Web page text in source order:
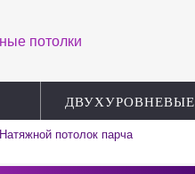
ДВУХУРОВНЕВЫЕ
Натяжной потолок парча